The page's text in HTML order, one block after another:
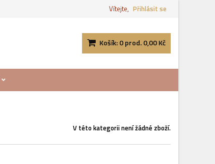
Vítejte, Přihlásit se
Košík:0prod.0,00 Kč
V této kategorii není žádné zboží.